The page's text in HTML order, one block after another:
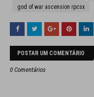
god of war ascension rpcsx
POSTAR UM COMENTÁRIO
0 Comentários